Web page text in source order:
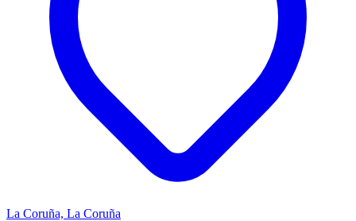
La Coruña, La Coruña